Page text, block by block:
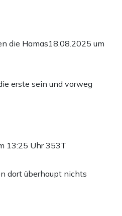
die Hamas18.08.2025 um
erste sein und vorweg
13:25 Uhr353T
dort überhaupt nichts